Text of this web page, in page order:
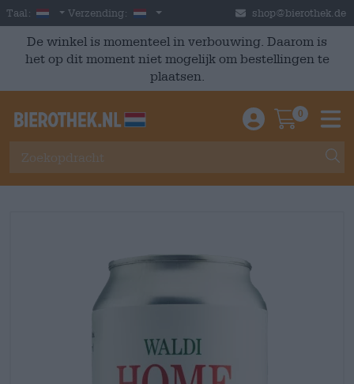
Skip to main content
Taal: Dutch
Verzending: Nederland shop@bierothek.de
De winkel is momenteel in verbouwing. Daarom is
het op dit moment niet mogelijk om bestellingen te
plaatsen.
Einloggen /
0